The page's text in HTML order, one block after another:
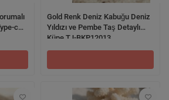
c
Gold Renk Deniz Kabuğu Deniz
Yıldızı ve Pembe Taş Detaylı
Küpe TJ-BKP12013